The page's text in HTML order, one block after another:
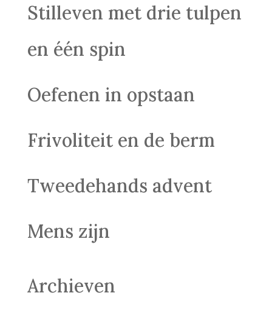
Stilleven met drie tulpen
en één spin
Oefenen in opstaan
Frivoliteit en de berm
Tweedehands advent
Mens zijn
Archieven